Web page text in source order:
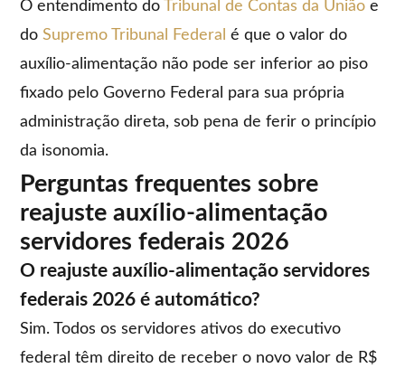
O entendimento doTribunal de Contas da União e
doSupremo Tribunal Federal é que o valor do
auxílio-alimentação não pode ser inferior ao piso
fixado pelo Governo Federal para sua própria
administração direta, sob pena de ferir o princípio
da isonomia.
Perguntas frequentes sobre
reajuste auxílio-alimentação
servidores federais 2026
O reajuste auxílio-alimentação servidores
federais 2026 é automático?
Sim. Todos os servidores ativos do executivo
federal têm direito de receber o novo valor de R$